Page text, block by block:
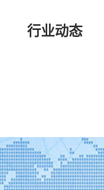
行业动态